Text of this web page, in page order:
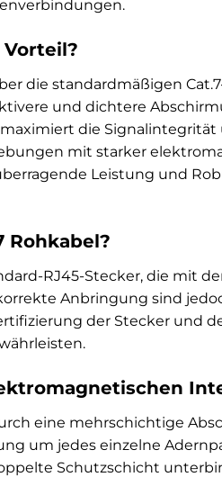
die standardmäßigen
und dichtere
die
mit starker
Leistung und
Rohkabel?
RJ45-Stecker, die mit
Anbringung sind
der Stecker und
eine mehrschichtige
um jedes einzelne
Schutzschicht